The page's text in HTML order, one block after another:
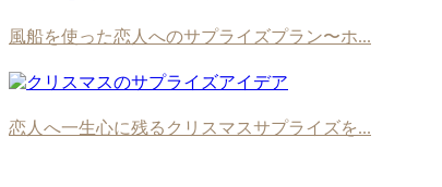
風船を使った恋人へのサプライズプラン〜ホ...
恋人へ一生心に残るクリスマスサプライズを...